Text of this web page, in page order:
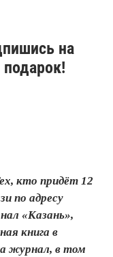
на
кто придёт 12
по адресу
«Казань»,
книга в
журнал, в том